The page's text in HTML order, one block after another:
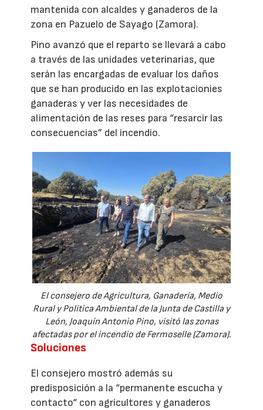
mantenida con alcaldes y ganaderos de la
zona en Pazuelo de Sayago (Zamora).
Pino avanzó que el reparto se llevará a cabo
a través de las unidades veterinarias, que
serán las encargadas de evaluar los daños
que se han producido en las explotacionies
ganaderas y ver las necesidades de
alimentación de las reses para “resarcir las
consecuencias” del incendio.
El consejero de Agricultura, Ganadería, Medio
Rural y Política Ambiental de la Junta de Castilla y
León, Joaquín Antonio Pino, visitó las zonas
afectadas por el incendio de Fermoselle (Zamora).
Soluciones
El consejero mostró además su
predisposición a la “permanente escucha y
contacto“ con agricultores y ganaderos